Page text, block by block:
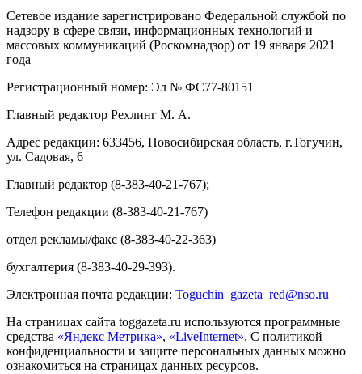
Сетевое издание зарегистрировано Федеральной службой по
надзору в сфере связи, информационных технологий и
массовых коммуникаций (Роскомнадзор) от 19 января 2021
года
Регистрационный номер: Эл № ФС77-80151
Главный редактор Рехлинг М. А.
Адрес редакции: 633456, Новосибирская область, г.Тогучин,
ул. Садовая, 6
Главный редактор (8-383-40-21-767);
Телефон редакции (8-383-40-21-767)
отдел рекламы/факс (8-383-40-22-363)
бухгалтерия (8-383-40-29-393).
Электронная почта редакции: Toguchin gazeta red@nso.ru
На страницах сайта toggazeta.ru используются программные
средства «Яндекс Метрика», «LiveInternet». С политикой
конфиденциальности и защите персональных данных можно
ознакомиться на страницах данных ресурсов.